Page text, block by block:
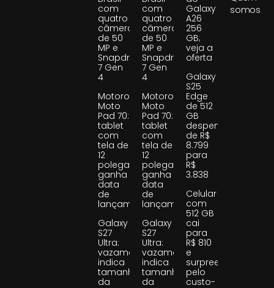
com
quatro
câmeras
de 50
MP e
Snapdragon
7 Gen
4
Motorola
Moto
Pad 70:
tablet
com
tela de
12
polegadas
ganha
data
de
lançamento
Galaxy
S27
Ultra:
vazamento
indica
tamanho
da
com
quatro
câmeras
de 50
MP e
Snapdragon
7 Gen
4
Motorola
Moto
Pad 70:
tablet
com
tela de
12
polegadas
ganha
data
de
lançamento
Galaxy
S27
Ultra:
vazamento
indica
tamanho
da
Galaxy
A26
256
GB;
veja a
oferta
Galaxy
S25
Edge
de 512
GB
despenca
de R$
8.799
para
R$
3.838
Celular
com
512 GB
cai
para
R$ 810
e
surpreende
pelo
custo-
somos